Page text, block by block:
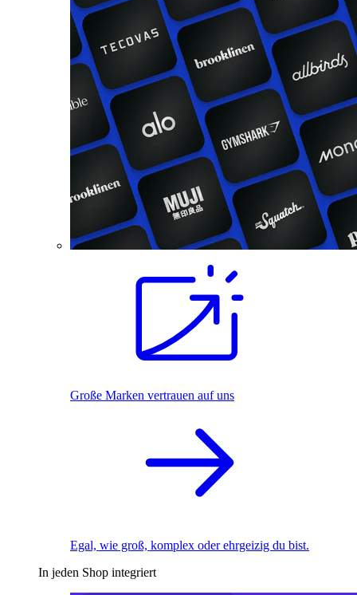
Große Marken vertrauen auf uns
Egal, wie groß, komplex oder ehrgeizig du bist.
In jeden Shop integriert